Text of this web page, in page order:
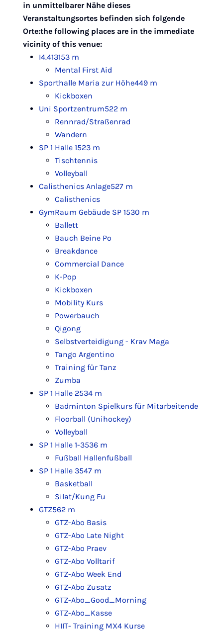
+
−
in unmittelbarer Nähe dieses
Veranstaltungsortes befinden sich folgende
Orte:the following places are in the immediate
vicinity of this venue:
I4.413153 m
Mental First Aid
Sporthalle Maria zur Höhe449 m
Kickboxen
Uni Sportzentrum522 m
Rennrad/Straßenrad
Wandern
SP 1 Halle 1523 m
Tischtennis
Volleyball
Calisthenics Anlage527 m
Calisthenics
GymRaum Gebäude SP 1530 m
Ballett
Bauch Beine Po
Breakdance
Commercial Dance
K-Pop
Kickboxen
Mobility Kurs
Powerbauch
Qigong
Selbstverteidigung - Krav Maga
Tango Argentino
Training für Tanz
Zumba
SP 1 Halle 2534 m
Badminton Spielkurs für Mitarbeitende
Floorball (Unihockey)
Volleyball
SP 1 Halle 1-3536 m
Fußball Hallenfußball
SP 1 Halle 3547 m
Basketball
Silat/Kung Fu
GTZ562 m
GTZ-Abo Basis
GTZ-Abo Late Night
GTZ-Abo Praev
GTZ-Abo Volltarif
GTZ-Abo Week End
GTZ-Abo Zusatz
GTZ-Abo_Good_Morning
GTZ-Abo_Kasse
HIIT- Training MX4 Kurse